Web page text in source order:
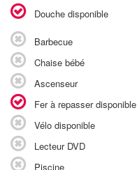
Douche disponible
Barbecue
Chaise bébé
Ascenseur
Fer à repasser disponible
Vélo disponible
Lecteur DVD
Piscine